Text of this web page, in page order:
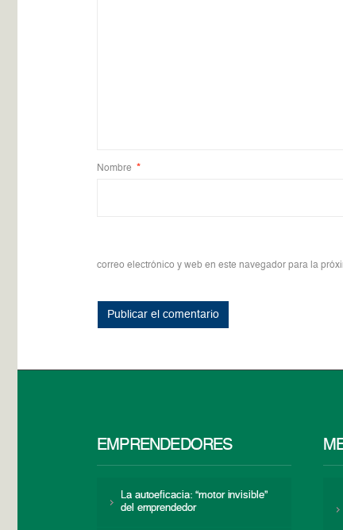
Nombre *
correo electrónico y web en este navegador para la
EMPRENDEDORES
La autoeficacia: “motor invisible”
del emprendedor